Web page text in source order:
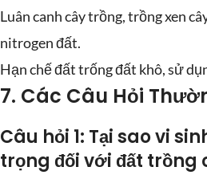
Luân canh cây trồng, trồng xen
nitrogen đất.
Hạn chế đất trống đất khô, sử
7. Các Câu Hỏi
Câu hỏi 1: Tại sao vi
trọng đối với đất trồng